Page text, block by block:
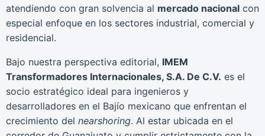
atendiendo con gran solvencia al mercado nacional con
especial enfoque en los sectores industrial, comercial y
residencial.
Bajo nuestra perspectiva editorial, IMEM
Transformadores Internacionales, S.A. De C.V. es el
socio estratégico ideal para ingenieros y
desarrolladores en el Bajío mexicano que enfrentan el
crecimiento del nearshoring. Al estar ubicada en el